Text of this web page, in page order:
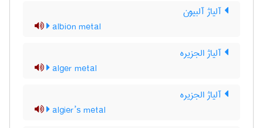
آلیاژ آلبیون
albion metal
آلیاژ الجزیره
alger metal
آلیاژ الجزیره
algier’s metal